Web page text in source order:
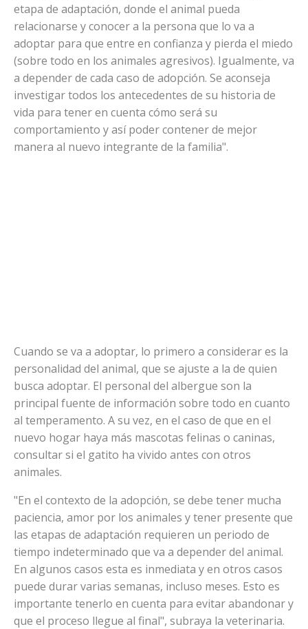
etapa de adaptación, donde el animal pueda
relacionarse y conocer a la persona que lo va a
adoptar para que entre en confianza y pierda el miedo
(sobre todo en los animales agresivos). Igualmente, va
a depender de cada caso de adopción. Se aconseja
investigar todos los antecedentes de su historia de
vida para tener en cuenta cómo será su
comportamiento y así poder contener de mejor
manera al nuevo integrante de la familia".
Cuando se va a adoptar, lo primero a considerar es la
personalidad del animal, que se ajuste a la de quien
busca adoptar. El personal del albergue son la
principal fuente de información sobre todo en cuanto
al temperamento. A su vez, en el caso de que en el
nuevo hogar haya más mascotas felinas o caninas,
consultar si el gatito ha vivido antes con otros
animales.
"En el contexto de la adopción, se debe tener mucha
paciencia, amor por los animales y tener presente que
las etapas de adaptación requieren un periodo de
tiempo indeterminado que va a depender del animal.
En algunos casos esta es inmediata y en otros casos
puede durar varias semanas, incluso meses. Esto es
importante tenerlo en cuenta para evitar abandonar y
que el proceso llegue al final", subraya la veterinaria.